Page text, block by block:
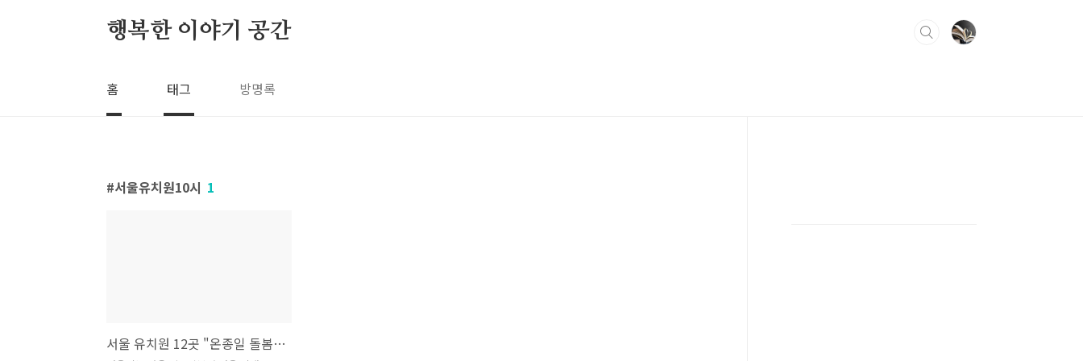
행복한 이야기 공간
홈 태그 방명록
서울유치원10시 1
서울 유치원 12곳 "온종일 돌봄교실" 운영